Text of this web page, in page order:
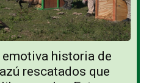
emotiva historia de
rescatados que